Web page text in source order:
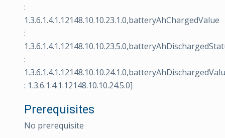
:
1.3.6.1.4.1.12148.10.10.23.1.0,batteryAhChargedValue
:
:
: 1.3.6.1.4.1.12148.10.10.24.5.0]
Prerequisites
No prerequisite